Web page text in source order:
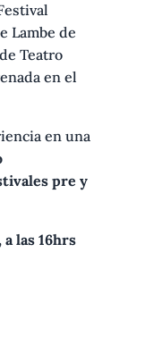
Lambe de
Teatro
en el
en una
pre y
a las 16hrs